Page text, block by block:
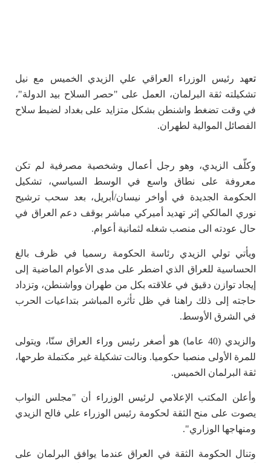
تعهد رئيس الوزراء العراقي علي الزيدي الخميس مع نيل
تشكيلته ثقة البرلمان، العمل على "حصر السلاح بيد الدولة"،
في وقت تضغط واشنطن بشكل متزايد على بغداد لضبط سلاح
الفصائل الموالية لطهران.
وكلّف الزيدي، وهو رجل أعمال وشخصية مصرفية لم تكن
معروفة على نطاق واسع في الوسط السياسي، تشكيل
الحكومة الجديدة في أواخر نيسان/أبريل، بعد سحب ترشيح
نوري المالكي إثر تهديد أميركي مباشر بوقف دعم العراق في
حال عودته الى منصب شغله لثمانية أعوام.
ويأتي تولي الزيدي رئاسة الحكومة رسميا في ظرف بالغ
الحساسية للعراق الذي اضطر على مدى الأعوام الماضية إلى
إيجاد توازن دقيق في علاقته بكل من طهران وواشنطن، وتزداد
حاجته إلى ذلك راهنا في ظل تأثره المباشر بتداعيات الحرب
في الشرق الأوسط.
والزيدي (40 عاما) هو أصغر رئيس وراء العراق سنّا، ويتولى
للمرة الأولى منصبا حكوميا. ونالت تشكيلة غير مكتملة طرحها،
ثقة البرلمان الخميس.
وأعلن المكتب الإعلامي لرئيس الوزراء أن "مجلس النواب
يصوت على منح الثقة لحكومة رئيس الوزراء علي فالح الزيدي
ومنهاجها الوزاري".
وتنال الحكومة الثقة في العراق عندما يوافق البرلمان على